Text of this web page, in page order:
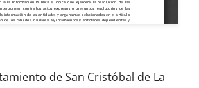
de San Cristóbal de La